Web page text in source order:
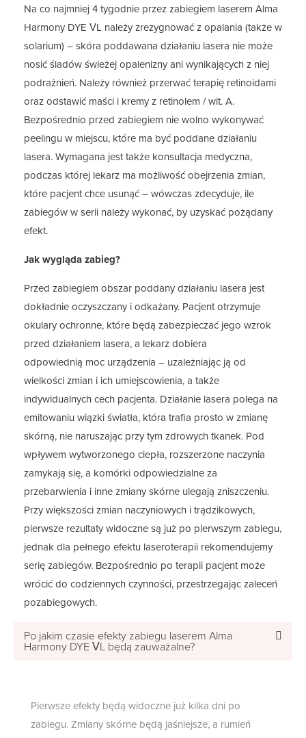
Na co najmniej 4 tygodnie przez zabiegiem laserem Alma
Harmony DYE VL należy zrezygnować z opalania (także w
solarium) – skóra poddawana działaniu lasera nie może
nosić śladów świeżej opalenizny ani wynikających z niej
podrażnień. Należy również przerwać terapię retinoidami
oraz odstawić maści i kremy z retinolem / wit. A.
Bezpośrednio przed zabiegiem nie wolno wykonywać
peelingu w miejscu, które ma być poddane działaniu
lasera. Wymagana jest także konsultacja medyczna,
podczas której lekarz ma możliwość obejrzenia zmian,
które pacjent chce usunąć – wówczas zdecyduje, ile
zabiegów w serii należy wykonać, by uzyskać pożądany
efekt.
Jak wygląda zabieg?
Przed zabiegiem obszar poddany działaniu lasera jest
dokładnie oczyszczany i odkażany. Pacjent otrzymuje
okulary ochronne, które będą zabezpieczać jego wzrok
przed działaniem lasera, a lekarz dobiera
odpowiednią moc urządzenia – uzależniając ją od
wielkości zmian i ich umiejscowienia, a także
indywidualnych cech pacjenta. Działanie lasera polega na
emitowaniu wiązki światła, która trafia prosto w zmianę
skórną, nie naruszając przy tym zdrowych tkanek. Pod
wpływem wytworzonego ciepła, rozszerzone naczynia
zamykają się, a komórki odpowiedzialne za
przebarwienia i inne zmiany skórne ulegają zniszczeniu.
Przy większości zmian naczyniowych i trądzikowych,
pierwsze rezultaty widoczne są już po pierwszym zabiegu,
jednak dla pełnego efektu laseroterapii rekomendujemy
serię zabiegów. Bezpośrednio po terapii pacjent może
wrócić do codziennych czynności, przestrzegając zaleceń
pozabiegowych.
Po jakim czasie efekty zabiegu laserem Alma
Harmony DYE VL będą zauważalne?
Pierwsze efekty będą widoczne już kilka dni po
zabiegu. Zmiany skórne będą jaśniejsze, a rumień